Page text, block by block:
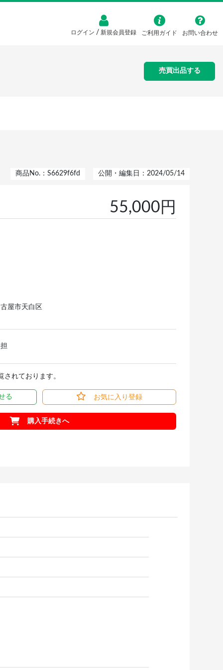
ログイン / 新規会員登録 ご利用ガイド お問い合わせ
売買出品する
商品No.：S6629f6fd 公開・編集日：2024/05/14
55,000円
屋市天白区
されております。
る お気に入り登録
購入手続きへ